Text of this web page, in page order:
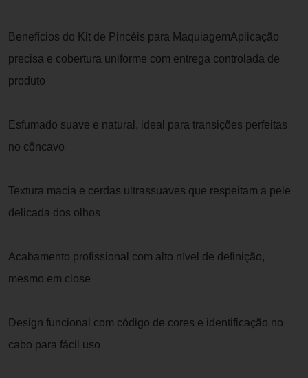
Benefícios do Kit de Pincéis para MaquiagemAplicação
precisa e cobertura uniforme com entrega controlada de
produto
Esfumado suave e natural, ideal para transições perfeitas
no côncavo
Textura macia e cerdas ultrassuaves que respeitam a pele
delicada dos olhos
Acabamento profissional com alto nível de definição,
mesmo em close
Design funcional com código de cores e identificação no
cabo para fácil uso